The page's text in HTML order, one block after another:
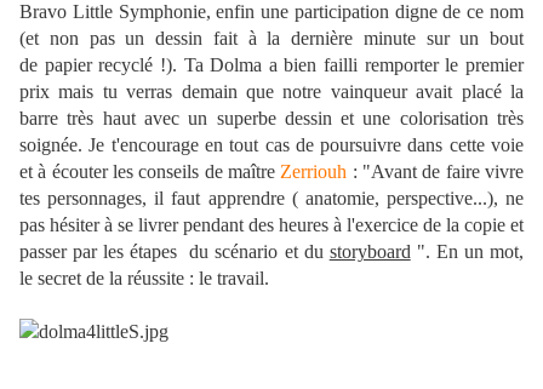
Bravo Little Symphonie, enfin une participation digne de ce nom
(et non pas un dessin fait à la dernière minute sur un bout
de papier recyclé !). Ta Dolma a bien failli remporter le premier
prix mais tu verras demain que notre vainqueur avait placé la
barre très haut avec un superbe dessin et une colorisation très
soignée. Je t'encourage en tout cas de poursuivre dans cette voie
et à écouter les conseils de maître Zerriouh : "Avant de faire vivre
tes personnages, il faut apprendre ( anatomie, perspective...), ne
pas hésiter à se livrer pendant des heures à l'exercice de la copie et
passer par les étapes du scénario et du storyboard ". En un mot,
le secret de la réussite : le travail.